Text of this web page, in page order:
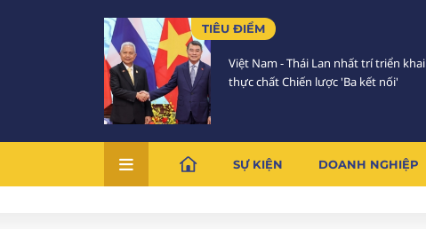
TIÊU ĐIỂM
Việt Nam - Thái Lan nhất trí triển khai
thực chất Chiến lược 'Ba kết nối'
SỰ KIỆN DOANH NGHIỆP